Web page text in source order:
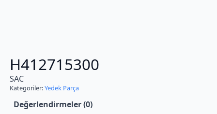
H412715300
SAC
Kategoriler:Yedek Parça
Değerlendirmeler (0)